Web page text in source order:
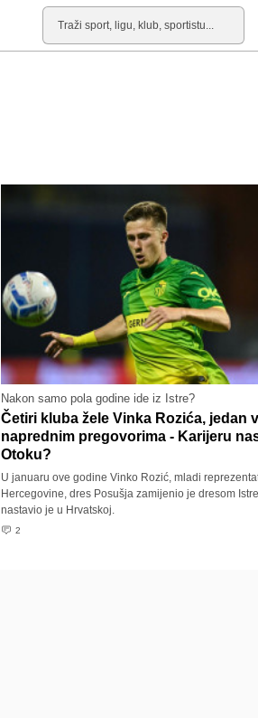
Pretraga
Nakon samo pola godine ide iz Istre?
Četiri kluba žele Vinka Rozića, jedan
naprednim pregovorima - Karijeru
Otoku?
U januaru ove godine Vinko Rozić, mladi
Hercegovine, dres Posušja zamijenio je dresom
nastavio je u Hrvatskoj.
2